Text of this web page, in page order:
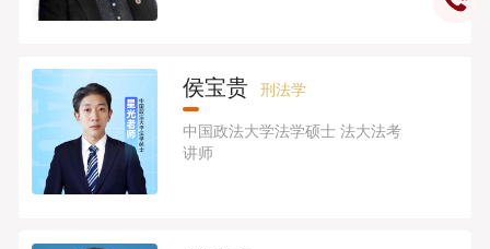
侯宝贵 刑法学
中国政法大学法学硕士 法大法考
讲师